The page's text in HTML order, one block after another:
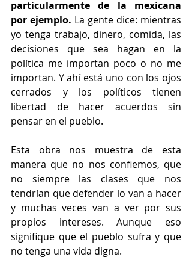
particularmente de la mexicana
por ejemplo. La gente dice: mientras
yo tenga trabajo, dinero, comida, las
decisiones que sea hagan en la
política me importan poco o no me
importan. Y ahí está uno con los ojos
cerrados y los políticos tienen
libertad de hacer acuerdos sin
pensar en el pueblo.
Esta obra nos muestra de esta
manera que no nos confiemos, que
no siempre las clases que nos
tendrían que defender lo van a hacer
y muchas veces van a ver por sus
propios intereses. Aunque eso
signifique que el pueblo sufra y que
no tenga una vida digna.